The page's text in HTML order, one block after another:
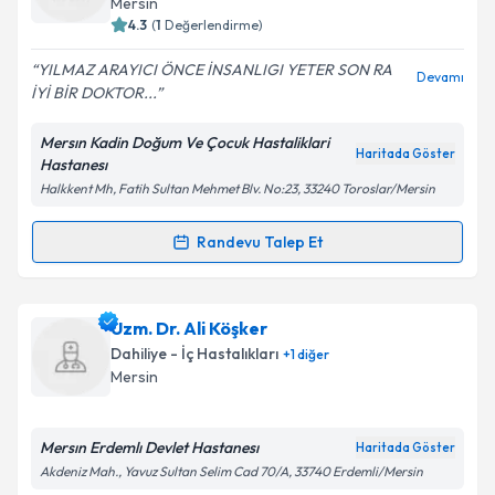
bilgilendireceğiz.
E-posta Adresiniz
Kişisel verilerimin işlenmesine ilişkin
Metni'ni okudum ve kişisel verilerimin belirtilen
kapsamda işlenmesini kabul ediyorum.
4.3 (1 Değerlendirme)
YILMAZ ARAYICI ÖNCE İNSANLIGI YETER SON RA
İYİ BİR DOKTOR...
Devamı
Mersın Kadin Doğum Ve Çocuk Hastaliklari
Hastanesı
Haritada Göster
Halkkent Mh, Fatih Sultan Mehmet Blv. No:23, 33240 Toroslar/Mersin
Randevu Talep Et
Randevu Takvimi Talebi
Uzm. Dr. Yılmaz Arayıcıiçin randevu takvimi talebi
oluşturun. Size bu uzmandan randevu almanız için bir
takvim hazırlandığında e-posta ile bilgilendireceğiz.
Uzm. Dr. Ali Köşker
Dahiliye - İç Hastalıkları +1diğer
Mersin
Mersın Erdemlı Devlet Hastanesı Haritada Göster
Akdeniz Mah., Yavuz Sultan Selim Cad 70/A, 33740 Erdemli/Mersin